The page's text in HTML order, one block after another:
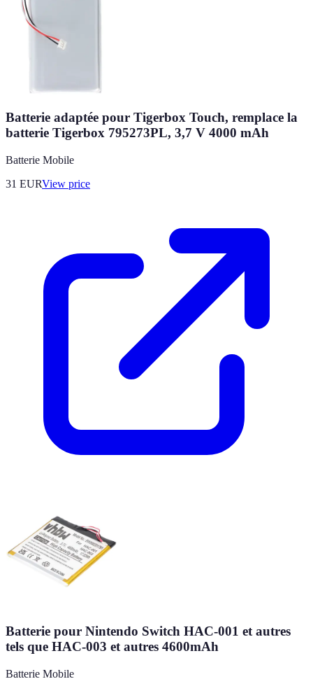
Batterie adaptée pour Tigerbox Touch, remplace la
batterie Tigerbox 795273PL, 3,7 V 4000 mAh
Batterie Mobile
31 EURView price
Batterie pour Nintendo Switch HAC-001 et autres
tels que HAC-003 et autres 4600mAh
Batterie Mobile